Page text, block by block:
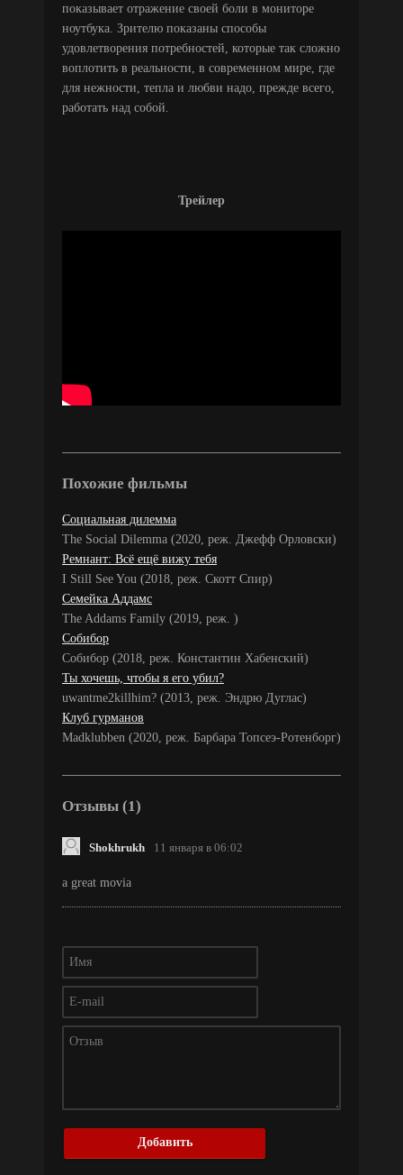
показывает отражение своей боли в мониторе
ноутбука. Зрителю показаны способы
удовлетворения потребностей, которые так сложно
воплотить в реальности, в современном мире, где
для нежности, тепла и любви надо, прежде всего,
работать над собой.
Трейлер
Похожие фильмы
Социальная дилемма
The Social Dilemma (2020, реж. Джефф Орловски)
Ремнант: Всё ещё вижу тебя
I Still See You (2018, реж. Скотт Спир)
Семейка Аддамс
The Addams Family (2019, реж. )
Собибор
Собибор (2018, реж. Константин Хабенский)
Ты хочешь, чтобы я его убил?
uwantme2killhim? (2013, реж. Эндрю Дуглас)
Клуб гурманов
Madklubben (2020, реж. Барбара Топсеэ-Ротенборг)
Отзывы (1)
Shokhrukh 11 января в 06:02
a great movia
Добавить